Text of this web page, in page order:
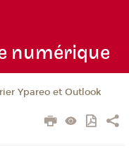
numérique
Ypareo et Outlook